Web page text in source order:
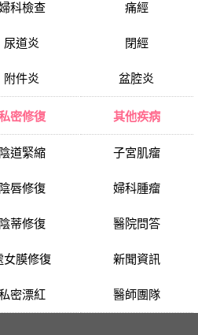
科檢查
尿道炎
附件炎
痛經
閉經
盆腔炎
密修復
陰道緊縮
陰唇修復
陰蒂修復
女膜修復
密漂紅
其他疾病
子宮肌瘤
婦科腫瘤
醫院問答
新聞資訊
醫師團隊